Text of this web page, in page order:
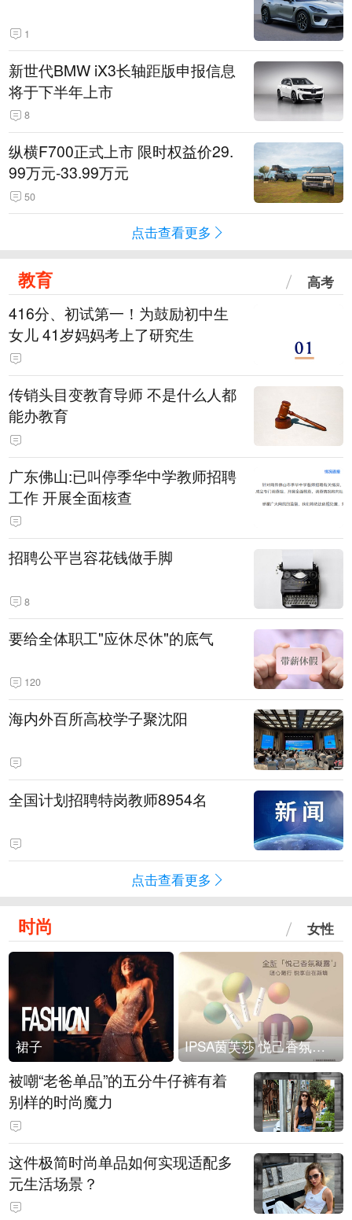
1
新世代BMW iX3长轴距版申报信息
将于下半年上市
8
纵横F700正式上市 限时权益价29.
99万元-33.99万元
50
点击查看更多
教育 高考
416分、初试第一！为鼓励初中生
女儿 41岁妈妈考上了研究生
传销头目变教育导师 不是什么人都
能办教育
广东佛山:已叫停季华中学教师招聘
工作 开展全面核查
招聘公平岂容花钱做手脚
8
要给全体职工"应休尽休"的底气
120
海内外百所高校学子聚沈阳
全国计划招聘特岗教师8954名
点击查看更多
时尚 女性
裙子 IPSA茵芙莎 悦己香氛凝露上市
被嘲“老爸单品”的五分牛仔裤有着
别样的时尚魔力
这件极简时尚单品如何实现适配多
元生活场景？